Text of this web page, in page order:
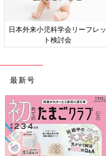
日本外来小児科学会リーフレッ
ト検討会
最新号